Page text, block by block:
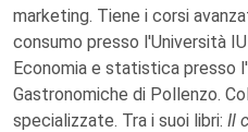
marketing. Tiene i corsi
consumo presso l'Università
Economia e statistica presso
Gastronomiche di Pollenzo.
specializzate. Tra i suoi libri: Il